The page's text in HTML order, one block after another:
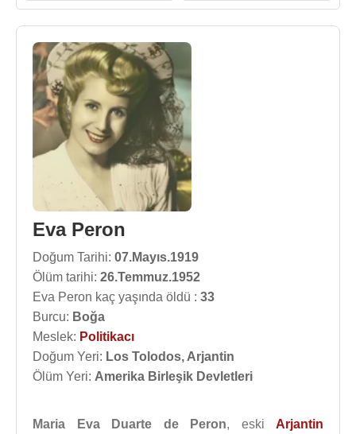
Eva Peron
Doğum Tarihi: 07.Mayıs.1919
Ölüm tarihi: 26.Temmuz.1952
Eva Peron kaç yaşında öldü : 33
Burcu: Boğa
Meslek: Politikacı
Doğum Yeri: Los Tolodos, Arjantin
Ölüm Yeri: Amerika Birleşik Devletleri
Maria Eva Duarte de Peron, eski Arjantin